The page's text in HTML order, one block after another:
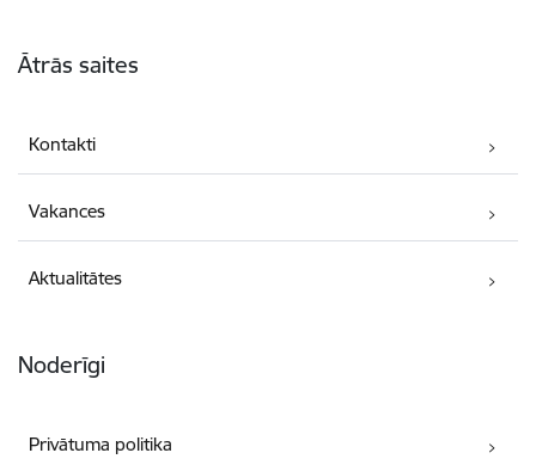
Ātrās saites
Kontakti
Vakances
Aktualitātes
Noderīgi
Privātuma politika